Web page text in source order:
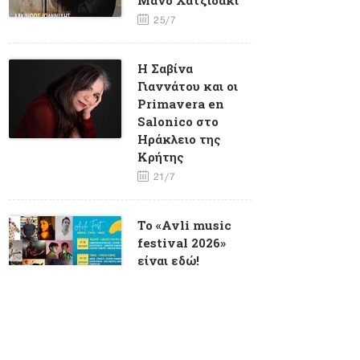
25/7
Η Σαβίνα
Γιαννάτου και οι
Primavera en
Salonico στο
Ηράκλειο της
Κρήτης
21/7
To «Avli music
festival 2026»
είναι εδώ!